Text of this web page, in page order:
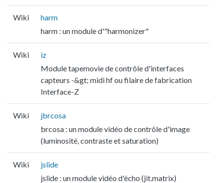
Wiki
harm
harm : un module d'"harmonizer"
Wiki
iz
Module tapemovie de contrôle d'interfaces
capteurs -&gt; midi hf ou filaire de fabrication
Interface-Z
Wiki
jbrcosa
brcosa : un module vidéo de contrôle d'image
(luminosité, contraste et saturation)
Wiki
jslide
jslide : un module vidéo d'écho (jit.matrix)